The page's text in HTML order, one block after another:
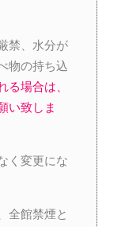
禁、水分が
物の持ち込
る場合は、
い致しま
く変更にな
全館禁煙と